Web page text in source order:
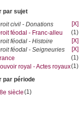
par sujet
civil - Donations
[X]
féodal - Franc-alleu‎
(1)
féodal - Histoire
[X]
féodal - Seigneuries
[X]
(1)
royal - Actes royaux(1)
par période
siècle(1)